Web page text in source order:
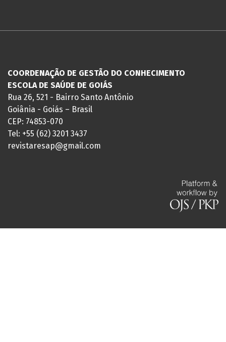
COORDENAÇÃO DE GESTÃO DO CONHECIMENTO
ESCOLA DE SAÚDE DE GOIÁS
Rua 26, 521 - Bairro Santo Antônio
Goiânia - Goiás – Brasil
CEP: 74853-070
Tel: +55 (62) 3201 3437
revistaresap@gmail.com